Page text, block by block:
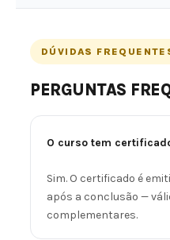
DÚVIDAS
PERGUNTAS
O curso tem
Sim. O certificado é
após a conclusão —
complementares.